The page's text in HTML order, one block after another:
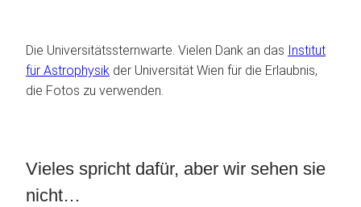
Die Universitätssternwarte. Vielen Dank an das Institut
für Astrophysik der Universität Wien für die Erlaubnis,
die Fotos zu verwenden.
Vieles spricht dafür, aber wir sehen sie
nicht…